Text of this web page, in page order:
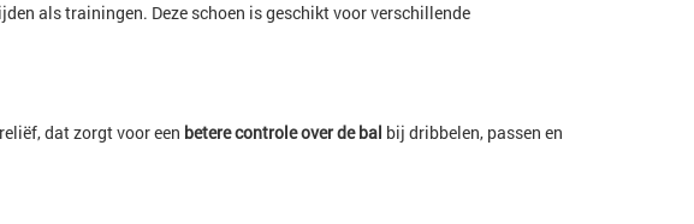
als trainingen. Deze schoen is geschikt voor verschillende
dat zorgt voor een betere controle over de bal bij dribbelen, passen en